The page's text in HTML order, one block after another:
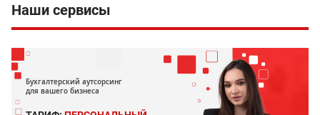
Наши сервисы
Бухгалтерский аутсорсинг
для вашего бизнеса